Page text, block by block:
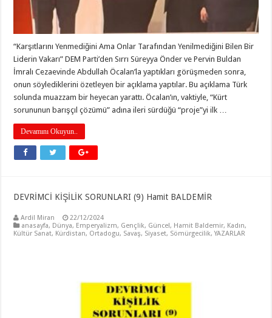
“Karşıtlarını Yenmediğini Ama Onlar Tarafından Yenilmediğini Bilen Bir
Liderin Vakarı” DEM Parti’den Sırrı Süreyya Önder ve Pervin Buldan
İmralı Cezaevinde Abdullah Öcalan’la yaptıkları görüşmeden sonra,
onun söylediklerini özetleyen bir açıklama yaptılar. Bu açıklama Türk
solunda muazzam bir heyecan yarattı. Öcalan’ın, vaktiyle, “Kürt
sorununun barışçıl çözümü” adına ileri sürdüğü “proje”yi ilk …
Devamını Okuyun..
DEVRİMCİ KİŞİLİK SORUNLARI (9) Hamit BALDEMİR
Ardil Miran
22/12/2024
anasayfa, Dünya, Emperyalizm, Gençlik, Güncel, Hamit Baldemir, Kadın,
Kültür Sanat, Kürdistan, Ortadogu, Savaş, Siyaset, Sömürgecilik,YAZARLAR